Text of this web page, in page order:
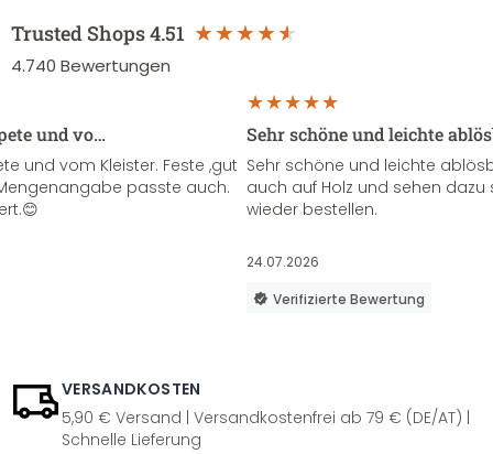
Trusted Shops4.51
4.740 Bewertungen
und vo…
und vom Kleister. Feste ,gut
passte auch.
Sehr schöne und leichte
Sehr schöne und leichte
auch auf Holz und sehen
wieder bestellen.
24.07.2026
Verifizierte Bewertung
VERSANDKOSTEN
5,90 € Versand | Versandkostenfrei ab 79 € (DE/AT) |
Schnelle Lieferung